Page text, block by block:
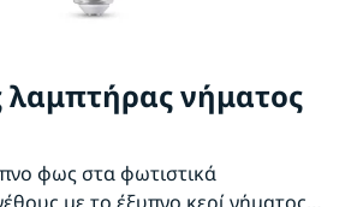
νήματος
φως στα φωτιστικά